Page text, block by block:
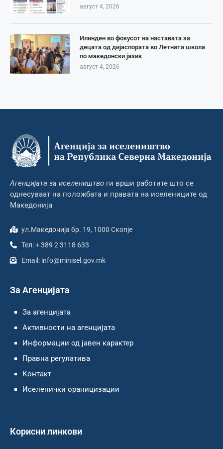
август 4, 2026
Илинден во фокусот на наставата за
децата од дијаспората во Летната школа
по македонски јазик
август 4, 2026
Агенцијата за иселеништво ги врши работите што се
однесуваат на положбата и правата на иселениците од
Македонија
ул.Македонија бр. 19, 1000 Скопје
Тел: + 389 2 3118 633
Email: info@minisel.gov.mk
За Агенцијата
За агенцијата
Активности на агенцијата
Информации од јавен карактер
Правна регулатива
Контакт
Иселенички ораницизации
Корисни линкови